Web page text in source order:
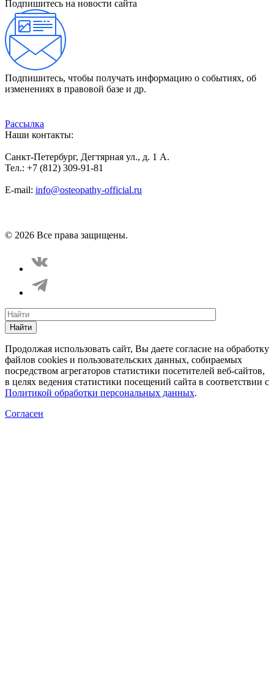
Подпишитесь на новости сайта
Подпишитесь, чтобы получать информацию о событиях, об
изменениях в правовой базе и др.
Рассылка
Наши контакты:
Санкт-Петербург, Дегтярная ул., д. 1 А.
Тел.: +7 (812) 309-91-81
E-mail: info@osteopathy-official.ru
© 2026 Все права защищены.
Найти
Продолжая использовать сайт, Вы даете согласие на обработку
файлов cookies и пользовательских данных, собираемых
посредством агрегаторов статистики посетителей веб-сайтов,
в целях ведения статистики посещений сайта в соответствии с
Политикой обработки персональных данных.
Согласен